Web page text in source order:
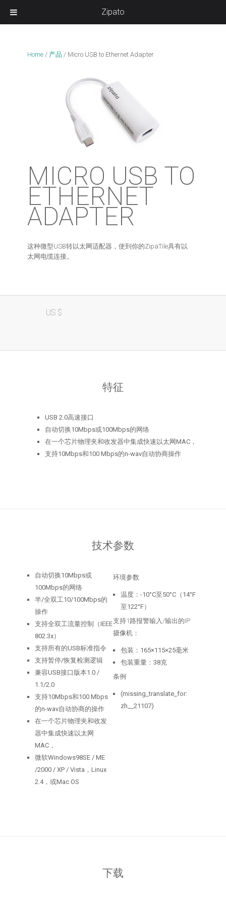
Home / 产品 / Micro USB to Ethernet Adapter
MICRO USB TO
ETHERNET
ADAPTER
这种微型USB转以太网适配器，使到你的ZipaTile具有以
太网电缆连接。
US $
Micro
USB
特征
USB 2.0高速接口
自动切换10Mbps或100Mbps的网络
在一个芯片物理夹和收发器中集成快速以太网MAC，
支持10Mbps和100 Mbps的n-wav自动协商操作
技术参数
自动切换10Mbps或
100Mbps的网络
半/全双工10/100Mbps的
操作
支持全双工流量控制（IEEE
802.3x）
支持所有的USB标准指令
支持暂停/恢复检测逻辑
兼容USB接口版本1.0 /
1.1/2.0
支持10Mbps和100 Mbps
的n-wav自动协商的操作
在一个芯片物理夹和收发
器中集成快速以太网
MAC，
微软Windows98SE / ME
/2000 / XP / Vista，Linux
2.4，或Mac OS
环境参数
温度：-10°C至50°C（14°F
至122°F）
支持1路报警输入/输出的IP
摄像机：
包装：165×115×25毫米
包装重量：38克
条例
(missing_translate_for:
zh__21107)
下载
Zipato